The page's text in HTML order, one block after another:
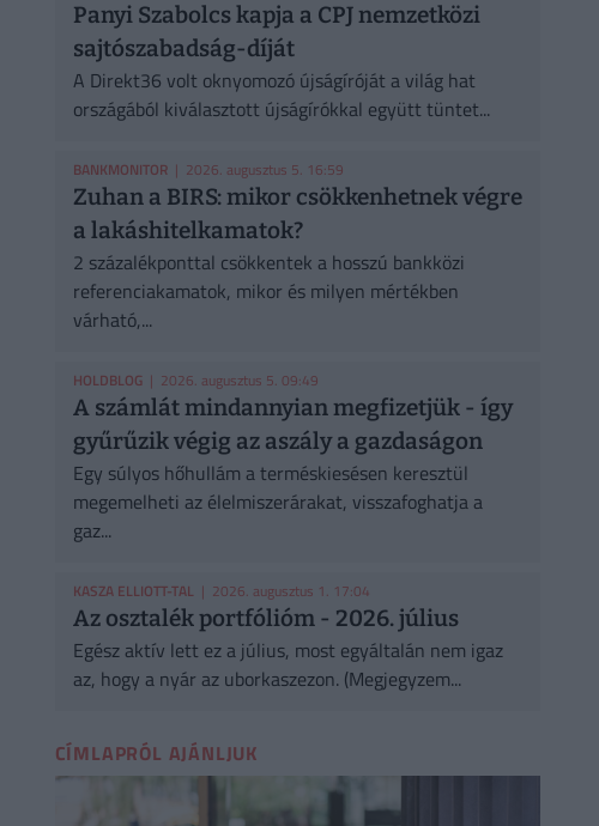
Panyi Szabolcs kapja a CPJ nemzetközi
sajtószabadság-díját
A Direkt36 volt oknyomozó újságíróját a világ hat
országából kiválasztott újságírókkal együtt tüntet...
BANKMONITOR| 2026. augusztus 5. 16:59
Zuhan a BIRS: mikor csökkenhetnek végre
a lakáshitelkamatok?
2 százalékponttal csökkentek a hosszú bankközi
referenciakamatok, mikor és milyen mértékben
várható,...
HOLDBLOG| 2026. augusztus 5. 09:49
A számlát mindannyian megfizetjük - így
gyűrűzik végig az aszály a gazdaságon
Egy súlyos hőhullám a terméskiesésen keresztül
megemelheti az élelmiszerárakat, visszafoghatja a
gaz...
KASZA ELLIOTT-TAL| 2026. augusztus 1. 17:04
Az osztalék portfólióm - 2026. július
Egész aktív lett ez a július, most egyáltalán nem igaz
az, hogy a nyár az uborkaszezon. (Megjegyzem...
CÍMLAPRÓL AJÁNLJUK